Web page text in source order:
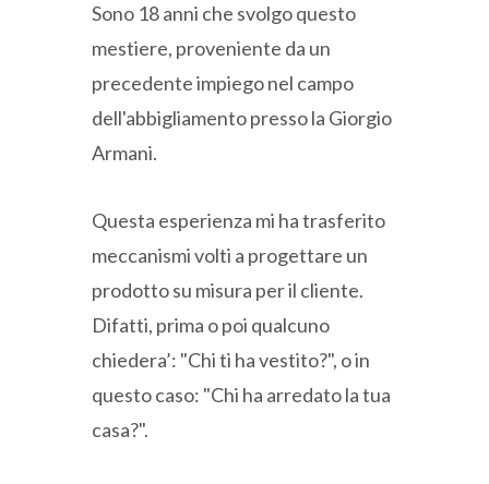
Sono 18 anni che svolgo questo
mestiere, proveniente da un
precedente impiego nel campo
dell'abbigliamento presso la Giorgio
Armani.
Questa esperienza mi ha trasferito
meccanismi volti a progettare un
prodotto su misura per il cliente.
Difatti, prima o poi qualcuno
chiedera’: "Chi ti ha vestito?", o in
questo caso: "Chi ha arredato la tua
casa?".